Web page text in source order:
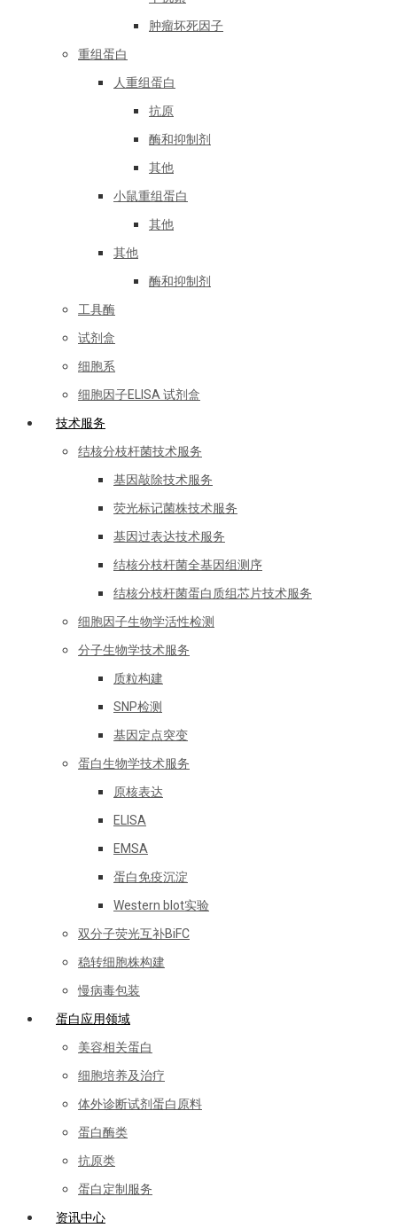
肿瘤坏死因子
重组蛋白
人重组蛋白
抗原
酶和抑制剂
其他
小鼠重组蛋白
其他
其他
酶和抑制剂
工具酶
试剂盒
细胞系
细胞因子ELISA 试剂盒
技术服务
结核分枝杆菌技术服务
基因敲除技术服务
荧光标记菌株技术服务
基因过表达技术服务
结核分枝杆菌全基因组测序
结核分枝杆菌蛋白质组芯片技术服务
细胞因子生物学活性检测
分子生物学技术服务
质粒构建
SNP检测
基因定点突变
蛋白生物学技术服务
原核表达
ELISA
EMSA
蛋白免疫沉淀
Western blot实验
双分子荧光互补BiFC
稳转细胞株构建
慢病毒包装
蛋白应用领域
美容相关蛋白
细胞培养及治疗
体外诊断试剂蛋白原料
蛋白酶类
抗原类
蛋白定制服务
资讯中心